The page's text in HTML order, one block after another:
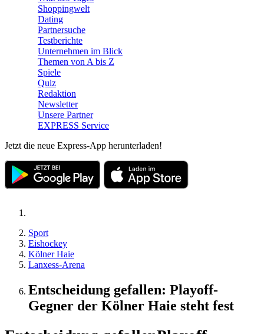
Shoppingwelt
Dating
Partnersuche
Testberichte
Unternehmen im Blick
Themen von A bis Z
Spiele
Quiz
Redaktion
Newsletter
Unsere Partner
EXPRESS Service
Jetzt die neue Express-App herunterladen!
Sport
Eishockey
Kölner Haie
Lanxess-Arena
Entscheidung gefallen: Playoff-
Gegner der Kölner Haie steht fest